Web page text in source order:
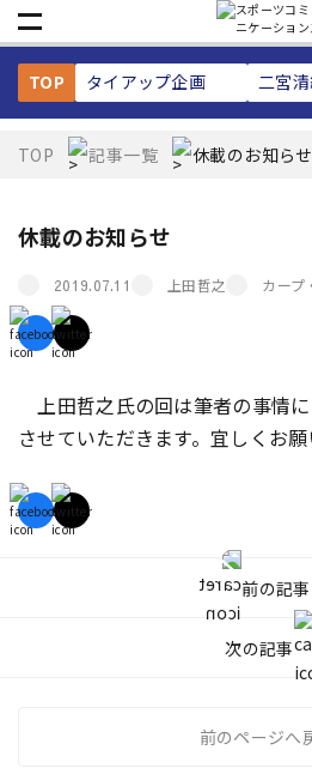
TOP タイアップ企画 二宮
TOP 記事一覧 休載のお知らせ
休載のお知らせ
2019.07.11 上田哲之 カープ
上田哲之氏の回は筆者の事情
させていただきます。宜しくお願
前の記事
次の記事
前のページへ